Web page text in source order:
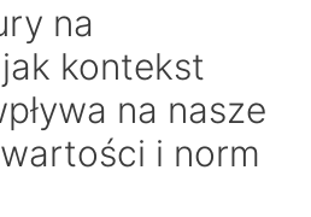
na
kontekst
na nasze
i norm